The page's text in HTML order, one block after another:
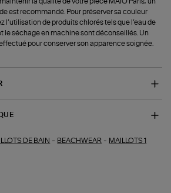
est recommandé. Pour préserver sa couleur
l’utilisation de produits chlorés tels que l’eau de
le séchage en machine sont déconseillés. Un
pour conserver son apparence soignée.
DE BAIN - BEACHWEAR - MAILLOTS 1